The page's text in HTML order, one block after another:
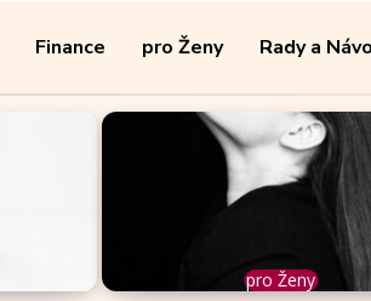
Finance pro Ženy Rady a
pro Ženy